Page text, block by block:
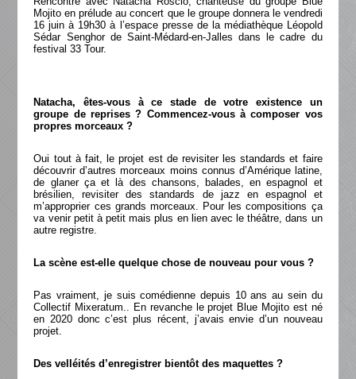
Mojito en prélude au concert que le groupe donnera le vendredi
16 juin à 19h30 à l’espace presse de la médiathèque Léopold
Sédar Senghor de Saint-Médard-en-Jalles dans le cadre du
festival 33 Tour.
Natacha, êtes-vous à ce stade de votre existence un
groupe de reprises ? Commencez-vous à composer vos
propres morceaux ?
Oui tout à fait, le projet est de revisiter les standards et faire
découvrir d’autres morceaux moins connus d’Amérique latine,
de glaner ça et là des chansons, balades, en espagnol et
brésilien, revisiter des standards de jazz en espagnol et
m’approprier ces grands morceaux. Pour les compositions ça
va venir petit à petit mais plus en lien avec le théâtre, dans un
autre registre.
La scène est-elle quelque chose de nouveau pour vous ?
Pas vraiment, je suis comédienne depuis 10 ans au sein du
Collectif Mixeratum.. En revanche le projet Blue Mojito est né
en 2020 donc c’est plus récent, j’avais envie d’un nouveau
projet.
Des velléités d’enregistrer bientôt des maquettes ?